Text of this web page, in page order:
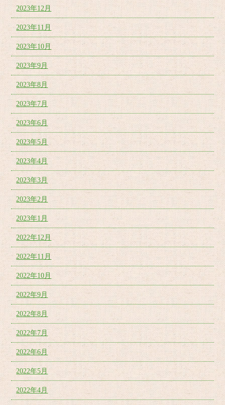
2023年12月
2023年11月
2023年10月
2023年9月
2023年8月
2023年7月
2023年6月
2023年5月
2023年4月
2023年3月
2023年2月
2023年1月
2022年12月
2022年11月
2022年10月
2022年9月
2022年8月
2022年7月
2022年6月
2022年5月
2022年4月